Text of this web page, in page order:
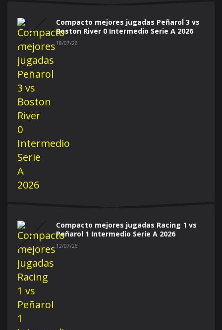
Compacto mejores jugadas Peñarol 3 vs
Boston River 0 Intermedio Serie A 2026
18/07/26
Compacto mejores jugadas Racing 1 vs
Peñarol 1 Intermedio Serie A 2026
12/07/26